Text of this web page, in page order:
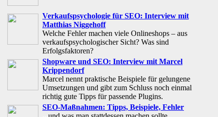
Verkaufspsychologie für SEO: Interview mit
Matthias Niggehoff
Welche Fehler machen viele Onlineshops – aus
verkaufspsychologischer Sicht? Was sind
Erfolgsfaktoren?
Shopware und SEO: Interview mit Marcel
Krippendorf
Marcel nennt praktische Beispiele für gelungene
Umsetzungen und gibt zum Schluss noch einmal
richtig gute Tipps für passende Plugins.
SEO-Maßnahmen: Tipps, Beispiele, Fehler